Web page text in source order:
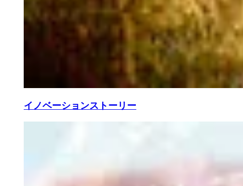
イノベーションストーリー